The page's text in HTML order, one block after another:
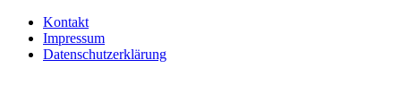
Kontakt
Impressum
Datenschutzerklärung